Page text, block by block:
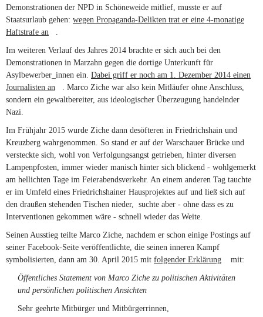
Demonstrationen der NPD in Schöneweide mitlief, musste er auf
Staatsurlaub gehen: wegen Propaganda-Delikten trat er eine 4-monatige
Haftstrafe an (link is external)
.
Im weiteren Verlauf des Jahres 2014 brachte er sich auch bei den
Demonstrationen in Marzahn gegen die dortige Unterkunft für
Asylbewerber_innen ein. Dabei griff er noch am 1. Dezember 2014 einen
Journalisten an (link is external)
. Marco Ziche war also kein Mitläufer ohne Anschluss,
sondern ein gewaltbereiter, aus ideologischer Überzeugung handelnder
Nazi.
Im Frühjahr 2015 wurde Ziche dann desöfteren in Friedrichshain und
Kreuzberg wahrgenommen. So stand er auf der Warschauer Brücke und
versteckte sich, wohl von Verfolgungsangst getrieben, hinter diversen
Lampenpfosten, immer wieder manisch hinter sich blickend - wohlgemerkt
am hellichten Tage im Feierabendsverkehr. An einem anderen Tag tauchte
er im Umfeld eines Friedrichshainer Hausprojektes auf und ließ sich auf
den draußen stehenden Tischen nieder, suchte aber - ohne dass es zu
Interventionen gekommen wäre - schnell wieder das Weite.
Seinen Ausstieg teilte Marco Ziche, nachdem er schon einige Postings auf
seiner Facebook-Seite veröffentlichte, die seinen inneren Kampf
symbolisierten, dann am 30. April 2015 mit folgender Erklärung (link is
external)
mit:
Öffentliches Statement von Marco Ziche zu politischen Aktivitäten
und persönlichen politischen Ansichten
Sehr geehrte Mitbürger und Mitbürgerrinnen,